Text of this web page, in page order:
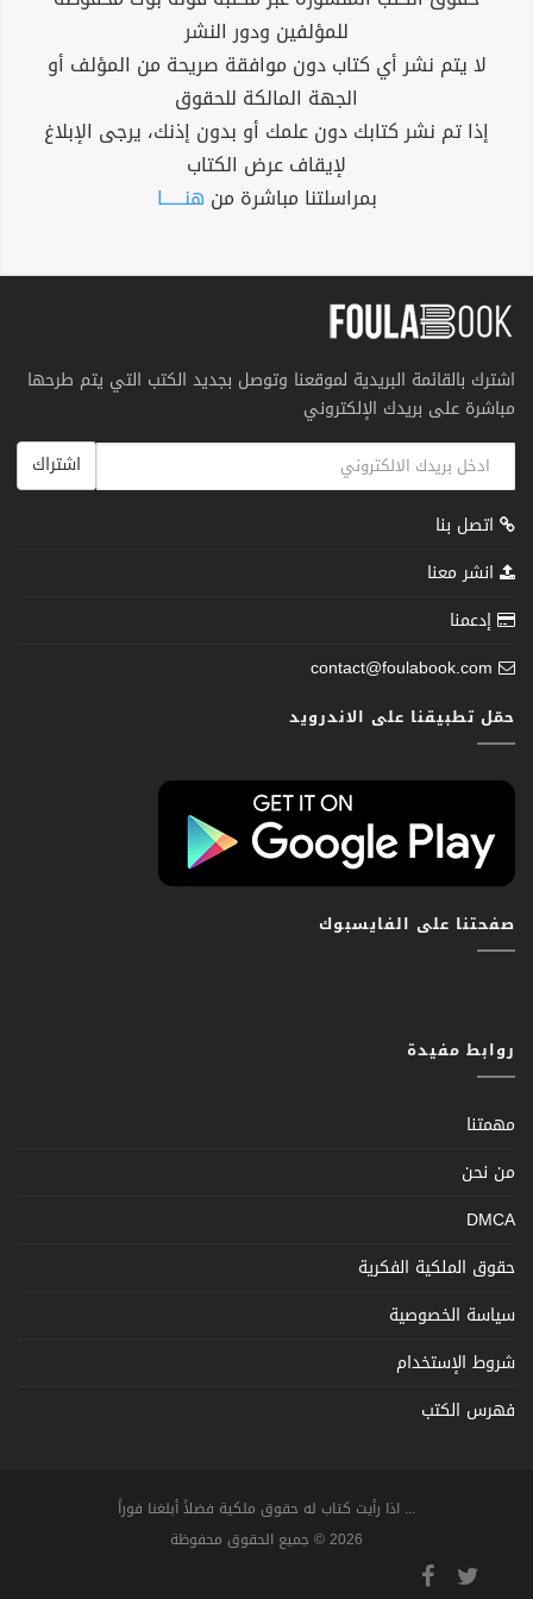
للمؤلفين ودور النشر
لا يتم نشر أي كتاب دون موافقة صريحة من المؤلف أو
الجهة المالكة للحقوق
إذا تم نشر كتابك دون علمك أو بدون إذنك، يرجى الإبلاغ
لإيقاف عرض الكتاب
بمراسلتنا مباشرة من هنــــــا
اشترك بالقائمة البريدية لموقعنا وتوصل بجديد الكتب التي يتم طرحها
مباشرة على بريدك الإلكتروني
اشتراك
اتصل بنا
انشر معنا
إدعمنا
contact@foulabook.com
حمّل تطبيقنا على الاندرويد
صفحتنا على الفايسبوك
روابط مفيدة
مهمتنا
من نحن
DMCA
حقوق الملكية الفكرية
سياسة الخصوصية
شروط الإستخدام
فهرس الكتب
... اذا رأيت كتاب له حقوق ملكية فضلاً أبلغنا فوراً
2026 © جميع الحقوق محفوظة